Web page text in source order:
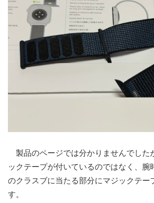
製品のページでは分かりませんでした
ックテープが付いているのではなく、腕
のクラスブに当たる部分にマジックテー
す。